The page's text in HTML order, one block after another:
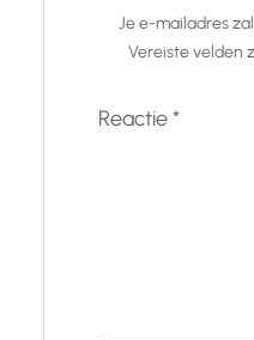
Je e-mailadres
Vereiste velden
Reactie*